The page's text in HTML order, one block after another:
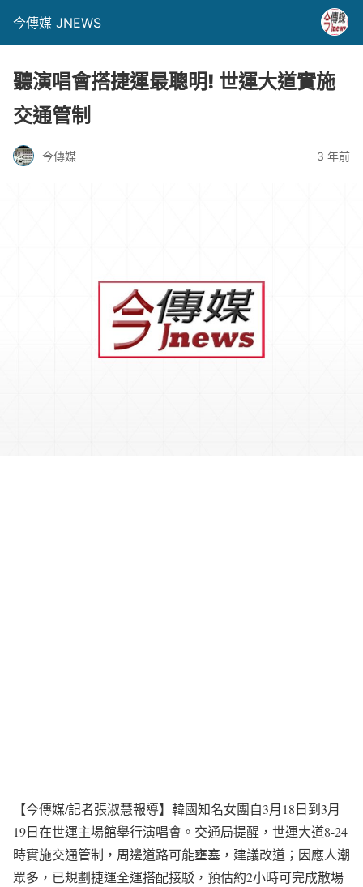
今傳媒 JNEWS
聽演唱會搭捷運最聰明! 世運大道實施
交通管制
今傳媒 3 年前
【今傳媒/記者張淑慧報導】韓國知名女團自3月18日到3月
19日在世運主場館舉行演唱會。交通局提醒，世運大道8-24
時實施交通管制，周邊道路可能壅塞，建議改道；因應人潮
眾多，已規劃捷運全運搭配接駁，預估約2小時可完成散場